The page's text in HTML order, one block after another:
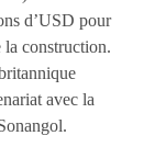
d’USD pour
la construction.
avec la